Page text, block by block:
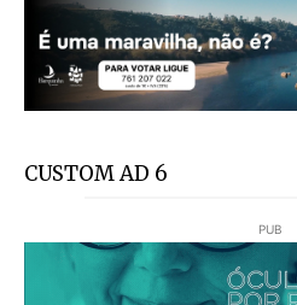
CUSTOM AD 6
PUB